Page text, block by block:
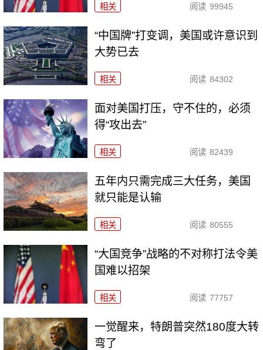
相关 阅读 99945
“中国牌”打变调，美国或许意识到
大势已去
相关 阅读 84302
面对美国打压，守不住的，必须
得“攻出去”
相关 阅读 82439
五年内只需完成三大任务，美国
就只能是认输
相关 阅读 80555
“大国竞争”战略的不对称打法令美
国难以招架
相关 阅读 77757
一觉醒来，特朗普突然180度大转
弯了